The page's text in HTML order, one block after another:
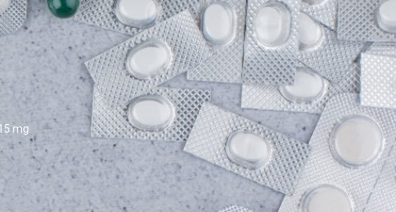
mg